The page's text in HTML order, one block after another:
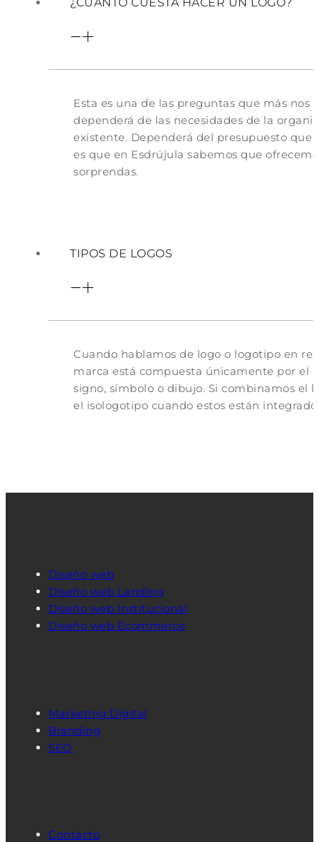
Esta es una de las preguntas que más
dependerá de las necesidades de la
existente. Dependerá del presupuesto
es que en Esdrújula sabemos que
sorprendas.
TIPOS DE LOGOS
Cuando hablamos de logo o logotipo en
marca está compuesta únicamente por el
signo, símbolo o dibujo. Si combinamos el
el isologotipo cuando estos están
Diseño web
Diseño web Landing
Diseño web Institucional
Diseño web Ecommerce
Marketing Digital
Branding
SEO
Contacto